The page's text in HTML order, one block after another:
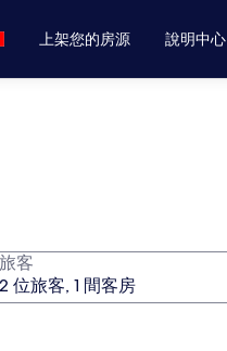
上架您的房源 說明中心
旅客